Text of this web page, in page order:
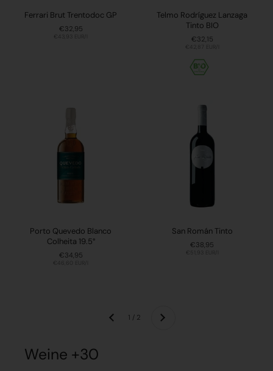
Ferrari Brut Trentodoc GP
Preis:
€32,95
Stückpreis:
€43,93 EUR/l
Telmo Rodríguez Lanzaga
Tinto BIO
Preis:
€32,15
Stückpreis:
€42,87 EUR/l
Porto Quevedo Blanco
Colheita 19.5°
Preis:
€34,95
Stückpreis:
€46,60 EUR/l
San Román Tinto
Preis:
€38,95
Stückpreis:
€51,93 EUR/l
Zurück 1 / 2 Weiter
Weine +30